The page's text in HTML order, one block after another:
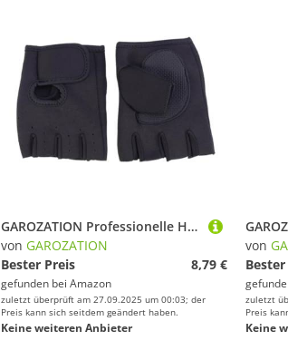
GAROZATION Professionelle Halbfinger Fitnesshandschuhe Herren Atmungsaktiv rutschfest für Gewichtheben Fahrrad Gym Training Schwarz
von GAROZATION
Bester Preis
8,79 €
gefunden bei Amazon
zuletzt überprüft am 27.09.2025 um 00:03; der
Preis kann sich seitdem geändert haben.
Keine weiteren Anbieter
von
zuletzt
Preis
Keine